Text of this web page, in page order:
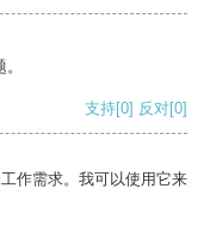
支持[0] 反对[0]
作需求。我可以使用它来